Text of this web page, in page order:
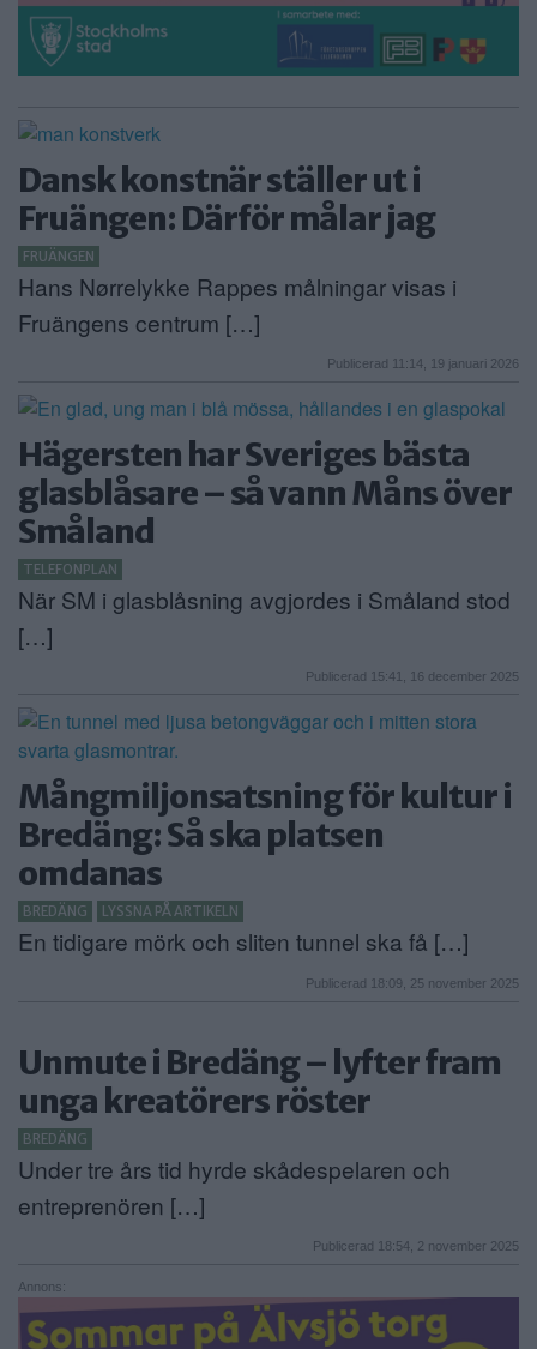
Dansk konstnär ställer ut i
Fruängen: Därför målar jag
FRUÄNGEN
Hans Nørrelykke Rappes målningar visas i
Fruängens centrum […]
Publicerad 11:14, 19 januari 2026
Hägersten har Sveriges bästa
glasblåsare – så vann Måns över
Småland
TELEFONPLAN
När SM i glasblåsning avgjordes i Småland stod
[…]
Publicerad 15:41, 16 december 2025
Mångmiljonsatsning för kultur i
Bredäng: Så ska platsen
omdanas
BREDÄNG LYSSNA PÅ ARTIKELN
En tidigare mörk och sliten tunnel ska få […]
Publicerad 18:09, 25 november 2025
Unmute i Bredäng – lyfter fram
unga kreatörers röster
BREDÄNG
Under tre års tid hyrde skådespelaren och
entreprenören […]
Publicerad 18:54, 2 november 2025
Annons: